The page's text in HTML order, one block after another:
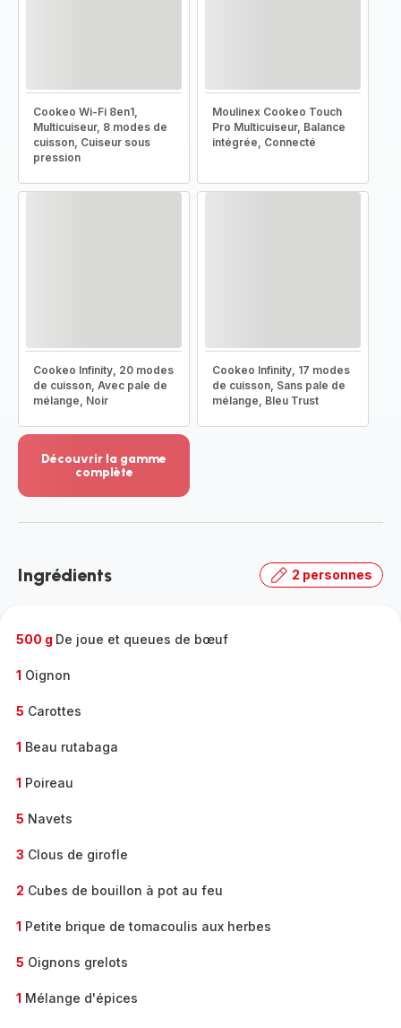
Cookeo Wi-Fi 8en1,
Multicuiseur, 8 modes de
cuisson, Cuiseur sous
pression
Moulinex Cookeo Touch
Pro Multicuiseur, Balance
intégrée, Connecté
Cookeo Infinity, 20 modes
de cuisson, Avec pale de
mélange, Noir
Cookeo Infinity, 17 modes
de cuisson, Sans pale de
mélange, Bleu Trust
Découvrir la gamme
complète
-
gamme
Ingrédients 2 personnes
500 g De joue et queues de bœuf
1 Oignon
5 Carottes
1 Beau rutabaga
1 Poireau
5 Navets
3 Clous de girofle
2 Cubes de bouillon à pot au feu
1 Petite brique de tomacoulis aux herbes
5 Oignons grelots
1 Mélange d'épices